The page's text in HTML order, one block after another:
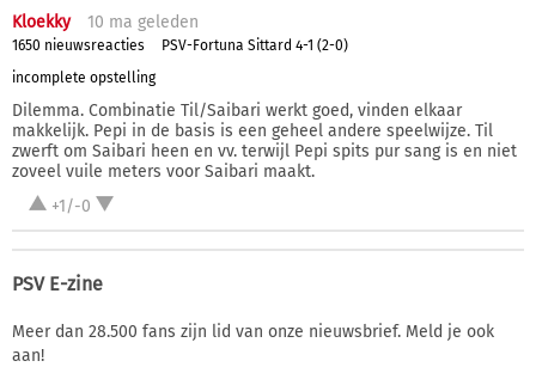
Kloekky 10 ma geleden
1650 nieuwsreacties
PSV-Fortuna Sittard 4-1 (2-0)
incomplete opstelling
Dilemma. Combinatie Til/Saibari werkt goed, vinden elkaar
makkelijk. Pepi in de basis is een geheel andere speelwijze. Til
zwerft om Saibari heen en vv. terwijl Pepi spits pur sang is en niet
zoveel vuile meters voor Saibari maakt.
+1/-0
PSV E-zine
Meer dan 28.500 fans zijn lid van onze nieuwsbrief. Meld je ook
aan!